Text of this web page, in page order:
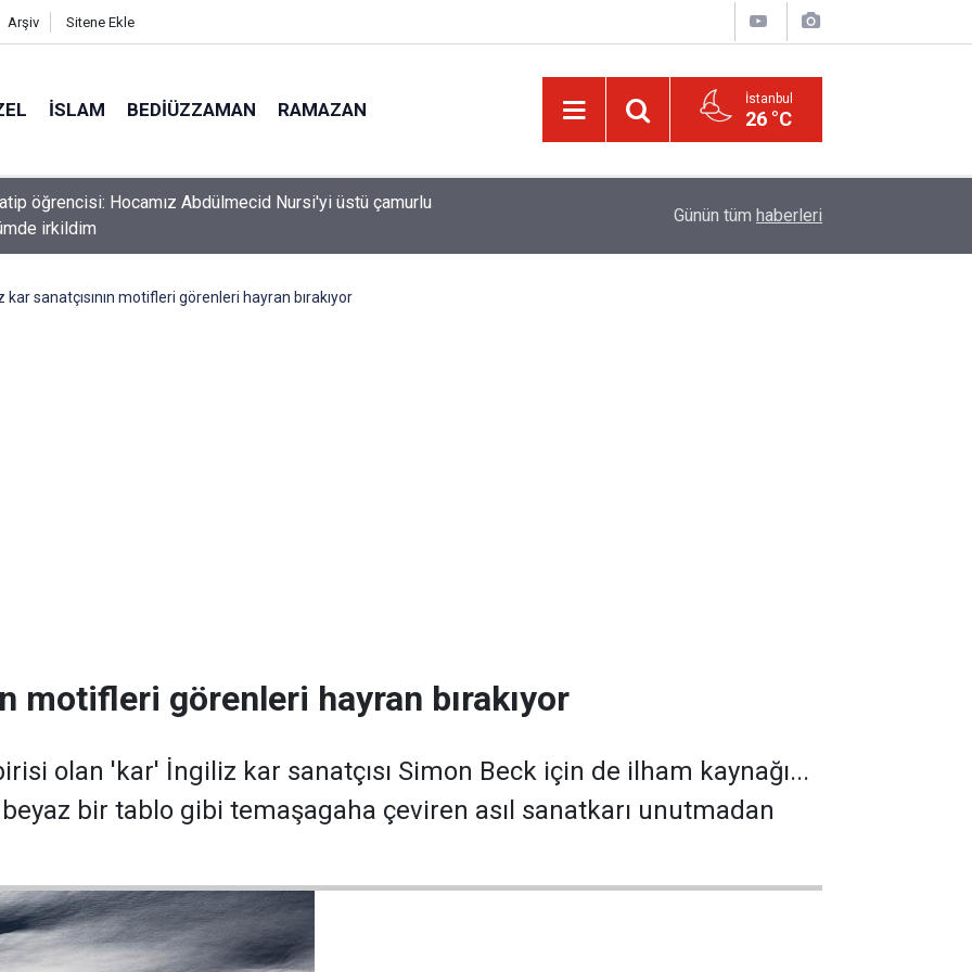
Arşiv Sitene Ekle
İSLAM BEDIÜZZAMAN RAMAZAN İstanbul
26 °C
katılan Fransız aktivist Müslüman oldu Halamın bıyığı olsa amcamdan evrim
Günün tüm haberleri
kar sanatçısının motifleri görenleri hayran bırakıyor
motifleri görenleri hayran bırakıyor
olan 'kar' İngiliz kar sanatçısı Simon Beck için de ilham kaynağı...
bir tablo gibi temaşagaha çeviren asıl sanatkarı unutmadan